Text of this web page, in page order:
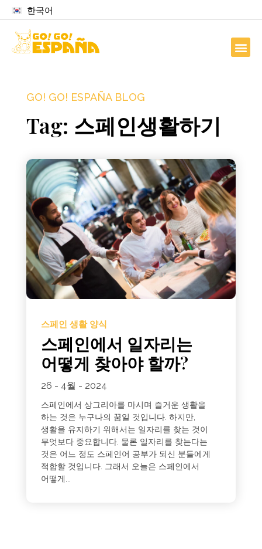
한국어
GO! GO! ESPAÑA BLOG
Tag: 스페인생활하기
스페인 생활 양식
스페인에서 일자리는
어떻게 찾아야 할까?
26 - 4월 - 2024
스페인에서 상그리아를 마시며 즐거운 생활을
하는 것은 누구나의 꿈일 것입니다. 하지만,
생활을 유지하기 위해서는 일자리를 찾는 것이
무엇보다 중요합니다. 물론 일자리를 찾는다는
것은 어느 정도 스페인어 공부가 되신 분들에게
적합할 것입니다. 그래서 오늘은 스페인에서
어떻게...